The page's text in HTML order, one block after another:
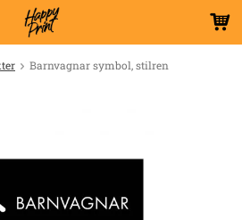
Barnvagnar symbol, stilren